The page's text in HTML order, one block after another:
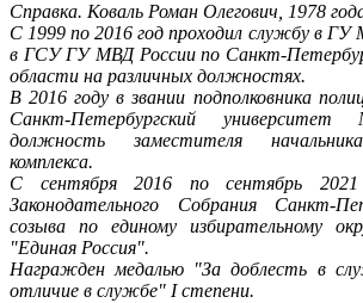
Справка. Коваль Роман Олегович, 1978
С 1999 по 2016 год проходил службу в
в ГСУ ГУ МВД России по Санкт-
области на различных должностях.
В 2016 году в звании подполковника
Санкт-Петербургский
должность заместителя
комплекса.
С сентября 2016 по сентябрь
Законодательного Собрания Санкт-
созыва по единому избирательному
"Единая Россия".
Награжден медалью "За доблесть в
отличие в службе" I степени.